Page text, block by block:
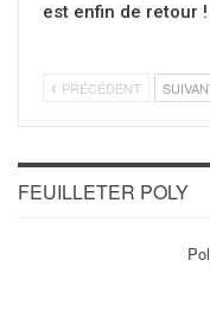
est enfin de retour !
PRÉCÉDENT
FEUILLETER POLY